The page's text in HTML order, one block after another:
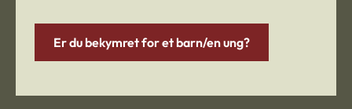
Er du bekymret for et barn/en ung?